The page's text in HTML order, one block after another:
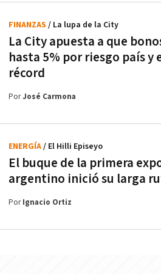
La City apuesta a que
hasta 5% por riesgo país y
récord
FINANZAS / La lupa de la City
PorJosé Carmona
El buque de la primera
argentino inició su larga
ENERGÍA/ El Hilli Episeyo
PorIgnacio Ortiz